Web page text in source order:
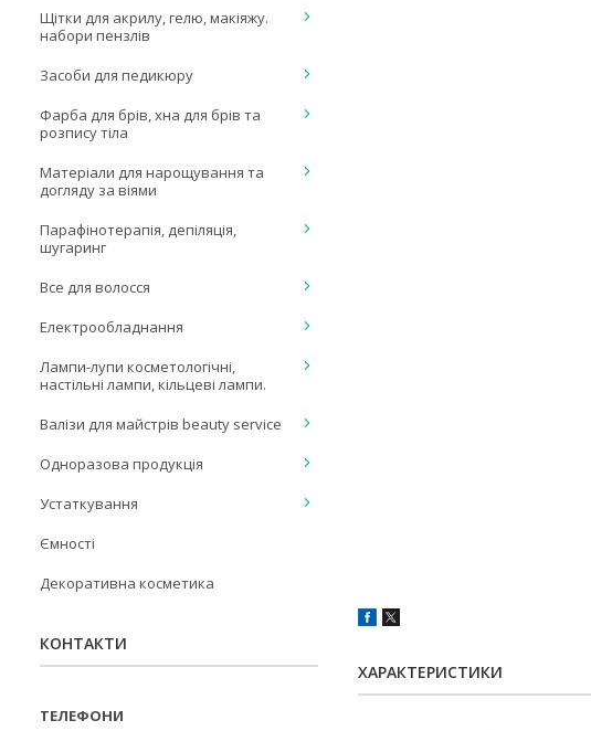
ХАРАКТЕРИСТИКИ
Щітки для акрилу, гелю, макіяжу.
набори пензлів
Засоби для педикюру
Фарба для брів, хна для брів та
розпису тіла
Матеріали для нарощування та
догляду за віями
Парафінотерапія, депіляція,
шугаринг
Все для волосся
Електрообладнання
Лампи-лупи косметологічні,
настільні лампи, кільцеві лампи.
Валізи для майстрів beauty service
Одноразова продукція
Устаткування
Ємності
Декоративна косметика
КОНТАКТИ